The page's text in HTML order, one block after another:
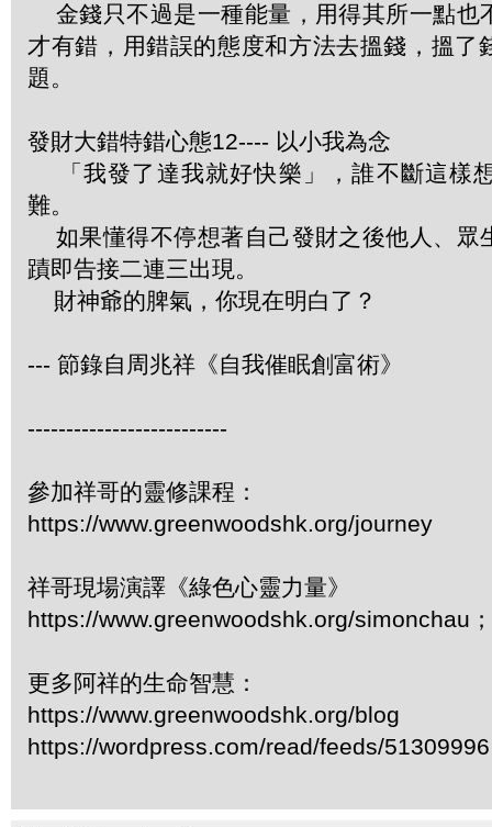
金錢只不過是一種能量，用得其所一點也
才有錯，用錯誤的態度和方法去搵錢，搵了
題。
發財大錯特錯心態12---- 以小我為念
「我發了達我就好快樂」，誰不斷這樣
難。
如果懂得不停想著自己發財之後他人、眾
蹟即告接二連三出現。
財神爺的脾氣，你現在明白了？
--- 節錄自周兆祥《自我催眠創富術》
--------------------------
參加祥哥的靈修課程：
https://www.greenwoodshk.org/journey
祥哥現場演譯《綠色心靈力量》
https://www.greenwoodshk.org/simonchau
更多阿祥的生命智慧：
https://www.greenwoodshk.org/blog
https://wordpress.com/read/feeds/51309996